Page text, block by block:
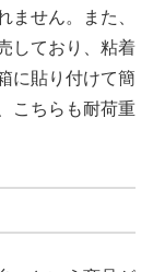
ません。また、
しており、粘着
に貼り付けて簡
こちらも耐荷重